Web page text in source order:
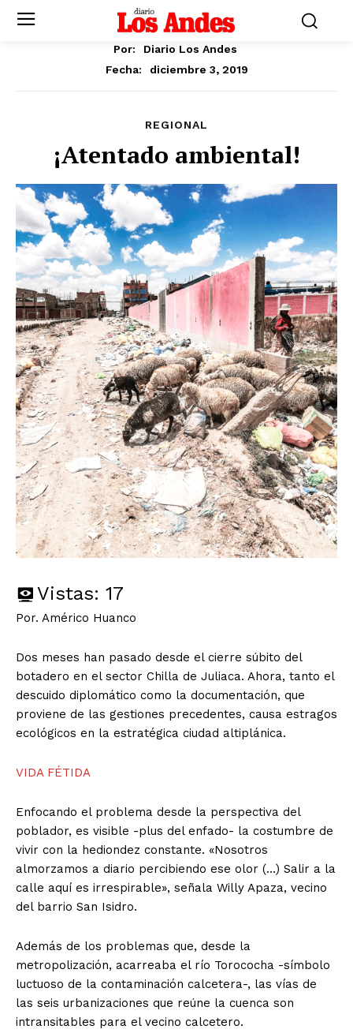
Por:
Diario Los Andes
Fecha:
diciembre 3, 2019
REGIONAL
¡Atentado ambiental!
Vistas: 17
Por. Américo Huanco
Dos meses han pasado desde el cierre súbito del
botadero en el sector Chilla de Juliaca. Ahora, tanto el
descuido diplomático como la documentación, que
proviene de las gestiones precedentes, causa estragos
ecológicos en la estratégica ciudad altiplánica.
VIDA FÉTIDA
Enfocando el problema desde la perspectiva del
poblador, es visible -plus del enfado- la costumbre de
vivir con la hediondez constante. «Nosotros
almorzamos a diario percibiendo ese olor (…) Salir a la
calle aquí es irrespirable», señala Willy Apaza, vecino
del barrio San Isidro.
Además de los problemas que, desde la
metropolización, acarreaba el río Torococha -símbolo
luctuoso de la contaminación calcetera-, las vías de
las seis urbanizaciones que reúne la cuenca son
intransitables para el vecino calcetero.